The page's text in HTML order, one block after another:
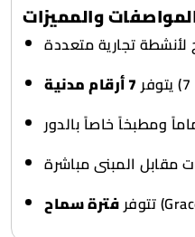
يتوفر7 أرقام مدنية
تتوفرفترة سماح